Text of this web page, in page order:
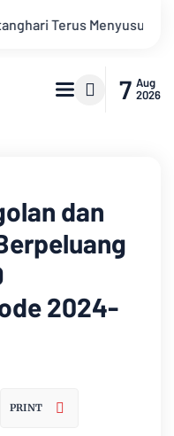
Krisis Air Bersih dan
7 Aug
2026
dan
2024-
PRINT